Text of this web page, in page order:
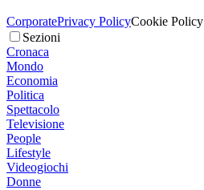
CorporatePrivacy PolicyCookie Policy
Sezioni
Cronaca
Mondo
Economia
Politica
Spettacolo
Televisione
People
Lifestyle
Videogiochi
Donne